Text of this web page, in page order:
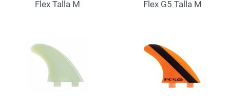
Flex Talla M
Flex G5 Talla M